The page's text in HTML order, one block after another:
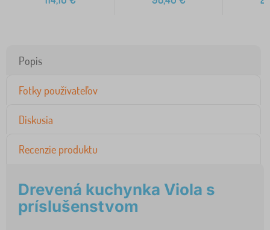
Popis
Fotky používateľov
Diskusia
Recenzie produktu
Drevená kuchynka Viola s
príslušenstvom